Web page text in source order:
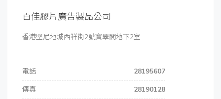
百佳膠片廣告製品公司
香港堅尼地城西祥街2號寶翠閣地下2室
電話
28195607
傳真
28190128